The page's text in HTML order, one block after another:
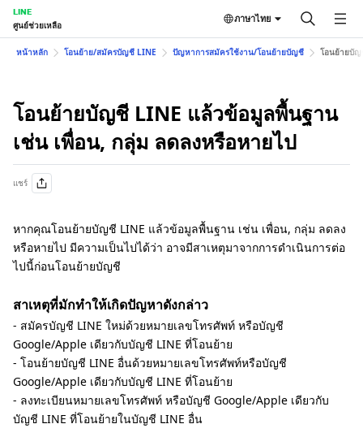
LINE
ศูนย์ช่วยเหลือ
ภาษาไทย
หน้าหลัก โอนย้าย/สมัครบัญชี LINE ปัญหาการสมัครใช้งาน/โอนย้ายบัญชี โอนย้ายบัญ
โอนย้ายบัญชี LINE แล้วข้อมูลพื้นฐาน
เช่น เพื่อน, กลุ่ม ลดลงหรือหายไป
แชร์
หากคุณโอนย้ายบัญชี LINE แล้วข้อมูลพื้นฐาน เช่น เพื่อน, กลุ่ม ลดลง
หรือหายไป มีความเป็นไปได้ว่า อาจมีสาเหตุมาจากการดำเนินการต่อ
ไปนี้ก่อนโอนย้ายบัญชี
สาเหตุที่มักทำให้เกิดปัญหาดังกล่าว
- สมัครบัญชี LINE ใหม่ด้วยหมายเลขโทรศัพท์ หรือบัญชี
Google/Apple เดียวกับบัญชี LINE ที่โอนย้าย
- โอนย้ายบัญชี LINE อื่นด้วยหมายเลขโทรศัพท์หรือบัญชี
Google/Apple เดียวกับบัญชี LINE ที่โอนย้าย
- ลงทะเบียนหมายเลขโทรศัพท์ หรือบัญชี Google/Apple เดียวกับ
บัญชี LINE ที่โอนย้ายในบัญชี LINE อื่น